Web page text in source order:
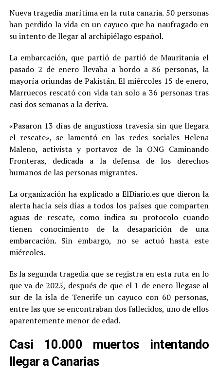
Nueva tragedia marítima en la ruta canaria. 50 personas
han perdido la vida en un cayuco que ha naufragado en
su intento de llegar al archipiélago español.
La embarcación, que partió de partió de Mauritania el
pasado 2 de enero llevaba a bordo a 86 personas, la
mayoría oriundas de Pakistán. El miércoles 15 de enero,
Marruecos rescató con vida tan solo a 36 personas tras
casi dos semanas a la deriva.
«Pasaron 13 días de angustiosa travesía sin que llegara
el rescate», se lamentó en las redes sociales Helena
Maleno, activista y portavoz de la ONG Caminando
Fronteras, dedicada a la defensa de los derechos
humanos de las personas migrantes.
La organización ha explicado a ElDiario.es que dieron la
alerta hacía seis días a todos los países que comparten
aguas de rescate, como indica su protocolo cuando
tienen conocimiento de la desaparición de una
embarcación. Sin embargo, no se actuó hasta este
miércoles.
Es la segunda tragedia que se registra en esta ruta en lo
que va de 2025, después de que el 1 de enero llegase al
sur de la isla de Tenerife un cayuco con 60 personas,
entre las que se encontraban dos fallecidos, uno de ellos
aparentemente menor de edad.
Casi 10.000 muertos intentando
llegar a Canarias